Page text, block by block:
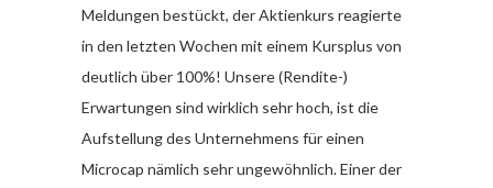
Meldungen bestückt, der Aktienkurs reagierte
in den letzten Wochen mit einem Kursplus von
deutlich über 100%! Unsere (Rendite-)
Erwartungen sind wirklich sehr hoch, ist die
Aufstellung des Unternehmens für einen
Microcap nämlich sehr ungewöhnlich. Einer der